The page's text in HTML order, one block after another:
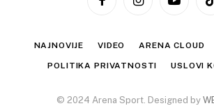
FacebookInstagramYouTube
NAJNOVIJE VIDEO ARENA CLOUD
POLITIKA PRIVATNOSTI USLOVI
© 2024 Arena Sport. Designed by